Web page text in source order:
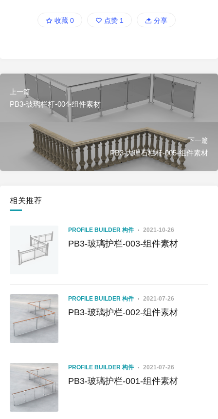
收藏 0 点赞 1 分享
上一篇
PB3-玻璃栏杆-004-组件素材
下一篇
PB3-大理石栏杆-005-组件素材
相关推荐
PROFILE BUILDER 构件 2021-10-26
PB3-玻璃护栏-003-组件素材
PROFILE BUILDER 构件 2021-07-26
PB3-玻璃护栏-002-组件素材
PROFILE BUILDER 构件 2021-07-26
PB3-玻璃护栏-001-组件素材